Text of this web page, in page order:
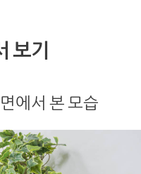
보기
에서 본 모습